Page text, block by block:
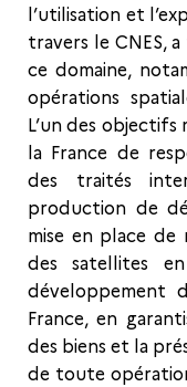
l’utilisation et
travers le CNES,
ce domaine,
opérations
L’un des
la France de
des traités
production de
mise en place
des satellites
développement
France, en
des biens et la
de toute